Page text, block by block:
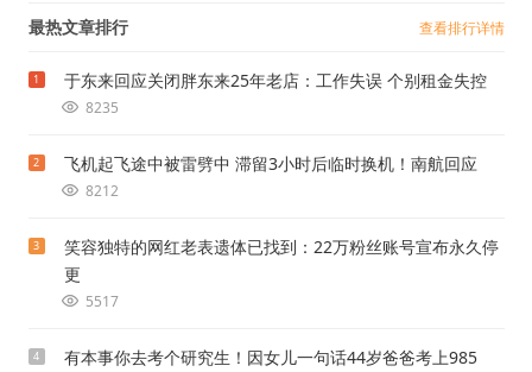
最热文章排行 查看排行详情
1 于东来回应关闭胖东来25年老店：工作失误 个别租金失控
8235
2 飞机起飞途中被雷劈中 滞留3小时后临时换机！南航回应
8212
3
笑容独特的网红老表遗体已找到：22万粉丝账号宣布永久停
更
5517
4 有本事你去考个研究生！因女儿一句话44岁爸爸考上985